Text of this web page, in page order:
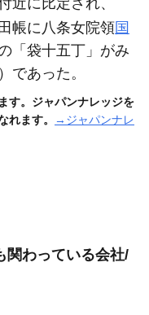
近に比定され、
帳に八条女院領国
「袋十五丁」がみ
であった。
す。ジャパンナレッジを
れます。
→ジャパンナレ
関わっている会社/